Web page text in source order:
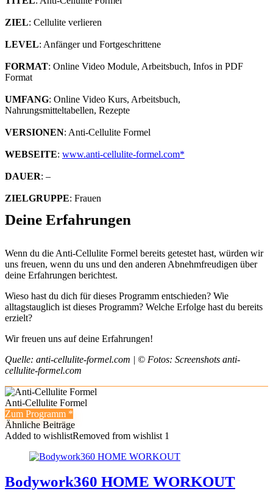
ZIEL: Cellulite verlieren
LEVEL: Anfänger und Fortgeschrittene
FORMAT: Online Video Module, Arbeitsbuch, Infos in PDF
Format
UMFANG: Online Video Kurs, Arbeitsbuch,
Nahrungsmitteltabellen, Rezepte
VERSIONEN: Anti-Cellulite Formel
WEBSEITE: www.anti-cellulite-formel.com
DAUER: –
ZIELGRUPPE: Frauen
Deine Erfahrungen
Wenn du die Anti-Cellulite Formel bereits getestet hast, würden wir
uns freuen, wenn du uns und den anderen Abnehmfreudigen über
deine Erfahrungen berichtest.
Wieso hast du dich für dieses Programm entschieden? Wie
alltagstauglich ist dieses Programm? Welche Erfolge hast du bereits
erzielt?
Wir freuen uns auf deine Erfahrungen!
Quelle: anti-cellulite-formel.com | © Fotos: Screenshots anti-
cellulite-formel.com
Anti-Cellulite Formel
Zum Programm
Ähnliche Beiträge
Added to wishlistRemoved from wishlist 1
Bodywork360 HOME WORKOUT